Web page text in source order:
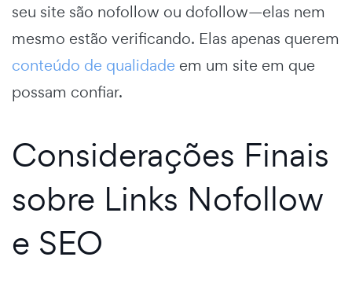
seu site são nofollow ou dofollow—elas nem
mesmo estão verificando. Elas apenas querem
conteúdo de qualidade em um site em que
possam confiar.
Considerações Finais
sobre Links Nofollow
e SEO